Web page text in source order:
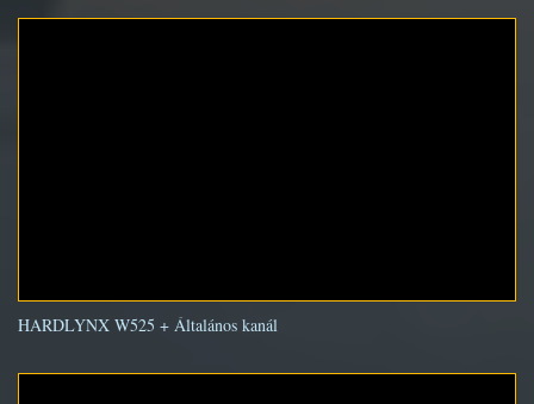
HARDLYNX W525 + Általános kanál